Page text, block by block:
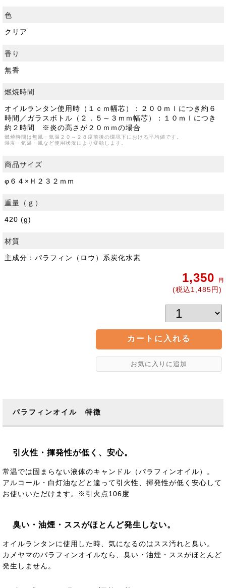
色
クリア
香り
無香
燃焼時間
オイルランタン使用時（１ｃｍ幅芯）：２００ｍｌにつき約６
時間／ガラスボトル（２．５～３ｍｍ幅芯）：１０ｍｌにつき
約２時間 ※炎の高さが２０ｍｍの場合
燃焼時間は無風・気温２０～２８度前後の環境下における平均値です。
湿度・気温・風など使用状況により変動します。
商品サイズ
φ６４×Ｈ２３２ｍｍ
重量（ｇ）
420 (g)
材質
主成分：パラフィン（ロウ）系炭化水素
1,350 円
(税込1,485円)
パラフィンオイル 特徴
引火性・揮発性が低く、安心。
常温では固まらない液体のキャンドル（パラフィンオイル）。
アルコール・白灯油などと違って引火性、揮発性が低く安心して
お使いいただけます。※引火点106度
臭い・油煙・ススがほとんど発生しない。
オイルランタンに使用した時、気になるのはスス汚れと臭い。
カメヤマのパラフィンオイルなら、臭い・油煙・ススがほとんど
発生しません。